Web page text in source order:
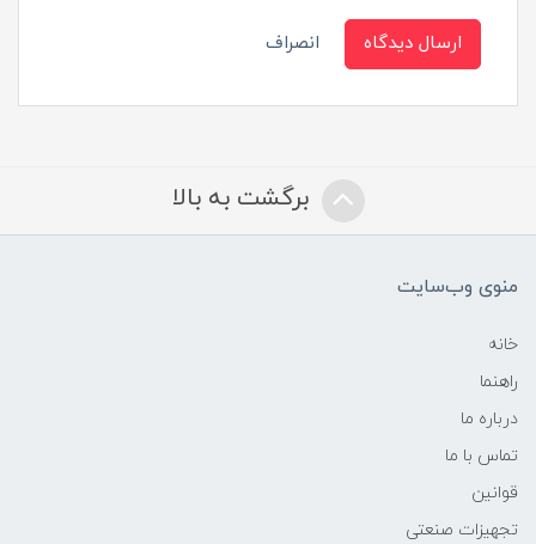
ارسال دیدگاه انصراف
برگشت به بالا
منوی وب‌سایت
خانه
راهنما
درباره ما
تماس با ما
قوانین
تجهیزات صنعتی